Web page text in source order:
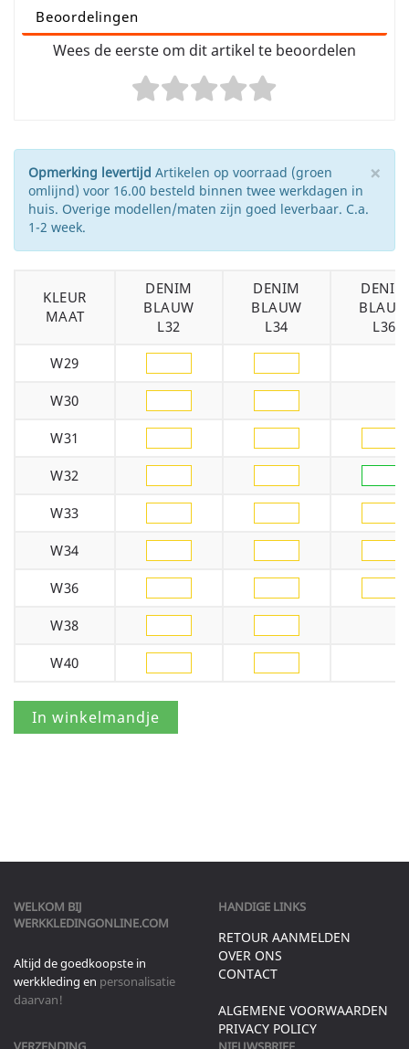
Beoordelingen
Wees de eerste om dit artikel te beoordelen
×
Opmerking levertijd Artikelen op voorraad (groen
omlijnd) voor 16.00 besteld binnen twee werkdagen in
huis. Overige modellen/maten zijn goed leverbaar. C.a.
1-2 week.
KLEUR
MAAT
DENIM
BLAUW
L32
DENIM
BLAUW
L34
DENIM
BLAUW
L36
W29
W30
W31
W32
W33
W34
W36
W38
W40
WELKOM BIJ
WERKKLEDINGONLINE.COM
Altijd de goedkoopste in
werkkleding en personalisatie
daarvan!
HANDIGE LINKS
RETOUR AANMELDEN
OVER ONS
CONTACT
ALGEMENE VOORWAARDEN
PRIVACY POLICY